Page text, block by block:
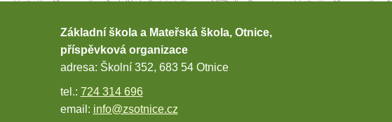
Základní škola a Mateřská škola, Otnice,
příspěvková organizace
adresa: Školní 352, 683 54 Otnice
tel.: 724 314 696
email: info@zsotnice.cz